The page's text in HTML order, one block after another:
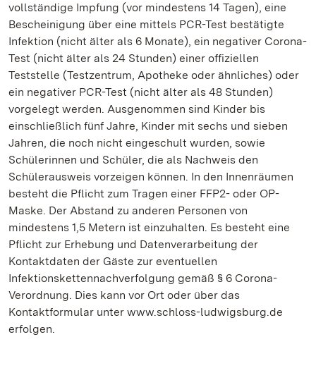
vollständige Impfung (vor mindestens 14 Tagen), eine
Bescheinigung über eine mittels PCR-Test bestätigte
Infektion (nicht älter als 6 Monate), ein negativer Corona-
Test (nicht älter als 24 Stunden) einer offiziellen
Teststelle (Testzentrum, Apotheke oder ähnliches) oder
ein negativer PCR-Test (nicht älter als 48 Stunden)
vorgelegt werden. Ausgenommen sind Kinder bis
einschließlich fünf Jahre, Kinder mit sechs und sieben
Jahren, die noch nicht eingeschult wurden, sowie
Schülerinnen und Schüler, die als Nachweis den
Schülerausweis vorzeigen können. In den Innenräumen
besteht die Pflicht zum Tragen einer FFP2- oder OP-
Maske. Der Abstand zu anderen Personen von
mindestens 1,5 Metern ist einzuhalten. Es besteht eine
Pflicht zur Erhebung und Datenverarbeitung der
Kontaktdaten der Gäste zur eventuellen
Infektionskettennachverfolgung gemäß § 6 Corona-
Verordnung. Dies kann vor Ort oder über das
Kontaktformular unter www.schloss-ludwigsburg.de
erfolgen.